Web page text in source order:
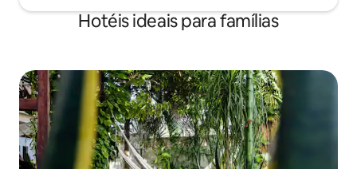
Hotéis ideais para famílias